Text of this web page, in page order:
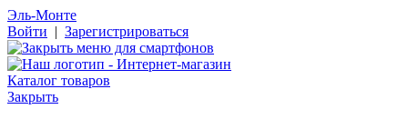
Эль-Монте
Войти | Зарегистрироваться
Каталог товаров
Закрыть